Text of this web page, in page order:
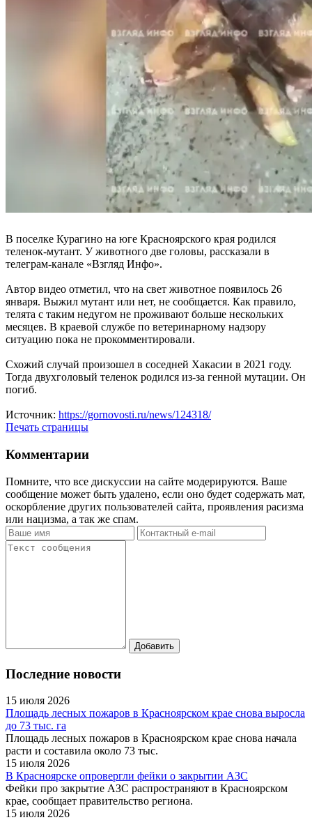
В поселке Курагино на юге Красноярского края родился
теленок-мутант. У животного две головы, рассказали в
телеграм-канале «Взгляд Инфо».
Автор видео отметил, что на свет животное появилось 26
января. Выжил мутант или нет, не сообщается. Как правило,
телята с таким недугом не проживают больше нескольких
месяцев. В краевой службе по ветеринарному надзору
ситуацию пока не прокомментировали.
Схожий случай произошел в соседней Хакасии в 2021 году.
Тогда двухголовый теленок родился из-за генной мутации. Он
погиб.
Источник: https://gornovosti.ru/news/124318/
Печать страницы
Комментарии
Помните, что все дискуссии на сайте модерируются. Ваше
сообщение может быть удалено, если оно будет содержать мат,
оскорбление других пользователей сайта, проявления расизма
или нацизма, а так же спам.
Последние новости
15 июля 2026
Площадь лесных пожаров в Красноярском крае снова выросла
до 73 тыс. га
Площадь лесных пожаров в Красноярском крае снова начала
расти и составила около 73 тыс.
15 июля 2026
В Красноярске опровергли фейки о закрытии АЗС
Фейки про закрытие АЗС распространяют в Красноярском
крае, сообщает правительство региона.
15 июля 2026